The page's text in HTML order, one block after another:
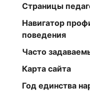
Страницы
Навигатор
поведения
Часто
Карта сайта
Год единства